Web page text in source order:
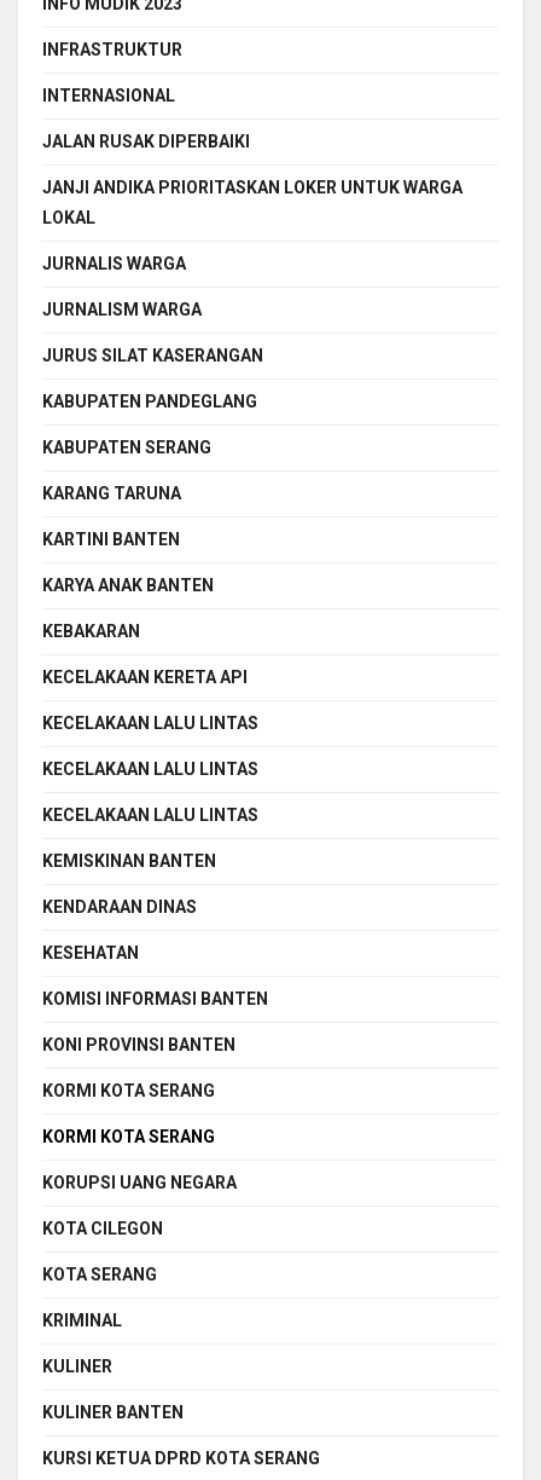
INFRASTRUKTUR
INTERNASIONAL
JALAN RUSAK DIPERBAIKI
JANJI ANDIKA PRIORITASKAN LOKER UNTUK WARGA
LOKAL
JURNALIS WARGA
JURNALISM WARGA
JURUS SILAT KASERANGAN
KABUPATEN PANDEGLANG
KABUPATEN SERANG
KARANG TARUNA
KARTINI BANTEN
KARYA ANAK BANTEN
KEBAKARAN
KECELAKAAN KERETA API
KECELAKAAN LALU LINTAS
KECELAKAAN LALU LINTAS
KECELAKAAN LALU LINTAS
KEMISKINAN BANTEN
KENDARAAN DINAS
KESEHATAN
KOMISI INFORMASI BANTEN
KONI PROVINSI BANTEN
KORMI KOTA SERANG
KORMI KOTA SERANG
KORUPSI UANG NEGARA
KOTA CILEGON
KOTA SERANG
KRIMINAL
KULINER
KULINER BANTEN
KURSI KETUA DPRD KOTA SERANG